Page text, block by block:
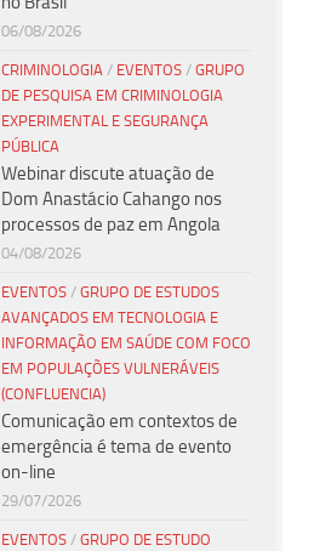
06/08/2026
CRIMINOLOGIA / EVENTOS / GRUPO
DE PESQUISA EM CRIMINOLOGIA
EXPERIMENTAL E SEGURANÇA
PÚBLICA
Webinar discute atuação de
Dom Anastácio Cahango nos
processos de paz em Angola
04/08/2026
EVENTOS / GRUPO DE ESTUDOS
AVANÇADOS EM TECNOLOGIA E
INFORMAÇÃO EM SAÚDE COM FOCO
EM POPULAÇÕES VULNERÁVEIS
(CONFLUENCIA)
Comunicação em contextos de
emergência é tema de evento
on-line
29/07/2026
EVENTOS / GRUPO DE ESTUDO